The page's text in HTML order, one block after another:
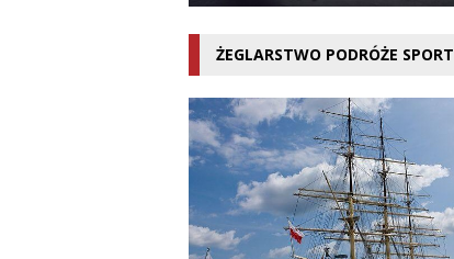
ŻEGLARSTWO PODRÓŻE SPORT